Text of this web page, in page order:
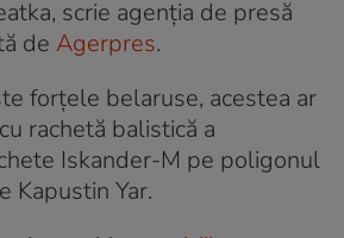
scrie agenția de presă
de Agerpres.
forțele belaruse, acestea ar
rachetă balistică a
Iskander-M pe poligonul
Kapustin Yar.